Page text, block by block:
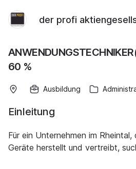
der profi
60 %
Ausbildung
Einleitung
Für ein Unternehmen im
Geräte herstellt und vertreibt,